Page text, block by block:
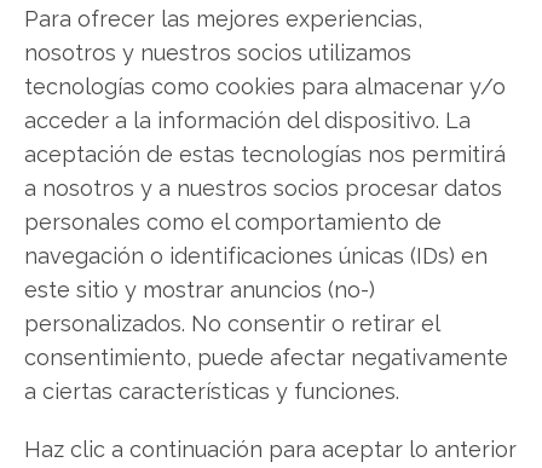
Para ofrecer las mejores experiencias,
nosotros y nuestros socios utilizamos
tecnologías como cookies para almacenar y/o
acceder a la información del dispositivo. La
aceptación de estas tecnologías nos permitirá
a nosotros y a nuestros socios procesar datos
personales como el comportamiento de
navegación o identificaciones únicas (IDs) en
este sitio y mostrar anuncios (no-)
personalizados. No consentir o retirar el
consentimiento, puede afectar negativamente
a ciertas características y funciones.
Haz clic a continuación para aceptar lo anterior
Procter & Gamble
Compartir este artículo
Twitter
Facebook
LinkedIn
Copiar enlace